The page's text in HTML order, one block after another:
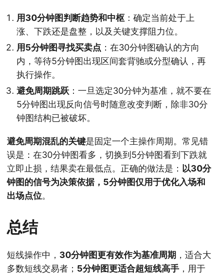
用30分钟图判断趋势和中枢 ：确定当前处于上
涨、下跌还是盘整，以及关键支撑阻力位。
用5分钟图寻找买卖点 ：在30分钟图确认的方向
内，等待5分钟图出现区间套背驰或分型确认，再
执行操作。
避免周期跳跃 ：一旦选定30分钟为基准，就不要在
5分钟图出现反向信号时随意改变判断，除非30分
钟图结构已被破坏。
避免周期混乱的关键是固定一个主操作周期。常见错
误是：在30分钟图看多，切换到5分钟图看到下跌就
立即止损，结果卖在最低点。正确的做法是： 以30分
钟图的信号为决策依据，5分钟图仅用于优化入场和
出场点位。
总结
短线操作中， 30分钟图更有效作为基准周期 ，适合大
多数短线交易者； 5分钟图更适合超短线高手 ，用于